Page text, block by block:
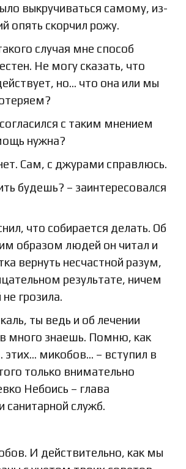
выкручиваться самому, из-
опять скорчил рожу.
случая мне способ
Не могу сказать, что
но… что она или мы
с таким мнением
нужна?
Сам, с джурами справлюсь.
будешь? – заинтересовался
что собирается делать. Об
образом людей он читал и
вернуть несчастной разум,
результате, ничем
грозила.
ты ведь и об лечении
много знаешь. Помню, как
этих… микобов… – вступил в
только внимательно
Небоись – глава
санитарной служб.
И действительно, как мы